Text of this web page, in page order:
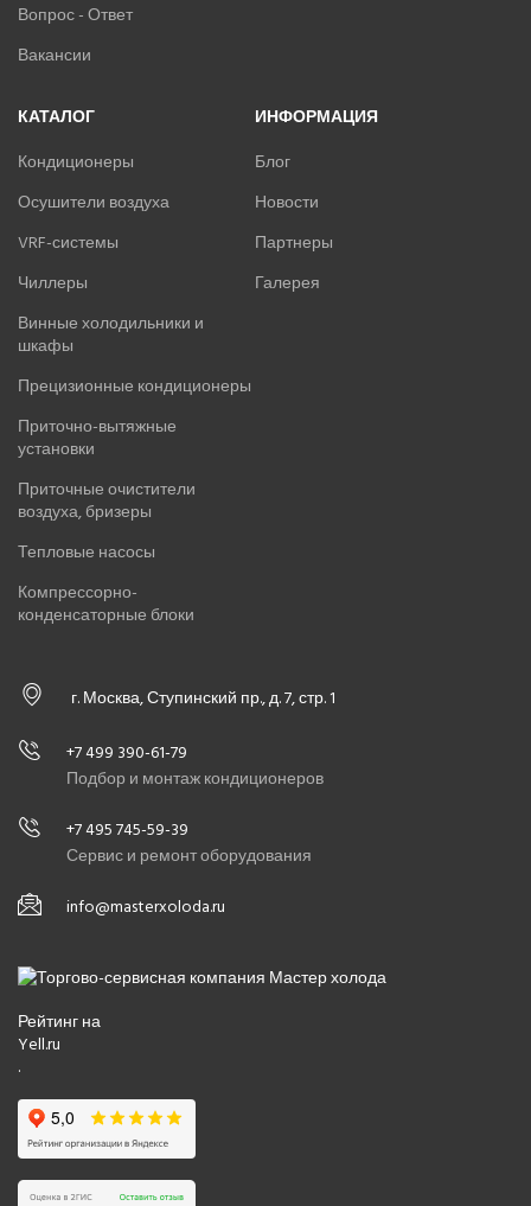
Вопрос - Ответ
Вакансии
КАТАЛОГ
Кондиционеры
Осушители воздуха
VRF-системы
Чиллеры
Винные холодильники и
шкафы
Прецизионные кондиционеры
Приточно-вытяжные
установки
Приточные очистители
воздуха, бризеры
Тепловые насосы
Компрессорно-
конденсаторные блоки
ИНФОРМАЦИЯ
Блог
Новости
Партнеры
Галерея
г. Москва, Ступинский пр., д. 7, стр. 1
+7 499 390-61-79
Подбор и монтаж кондиционеров
+7 495 745-59-39
Сервис и ремонт оборудования
info@masterxoloda.ru
Рейтинг на
Yell.ru
.